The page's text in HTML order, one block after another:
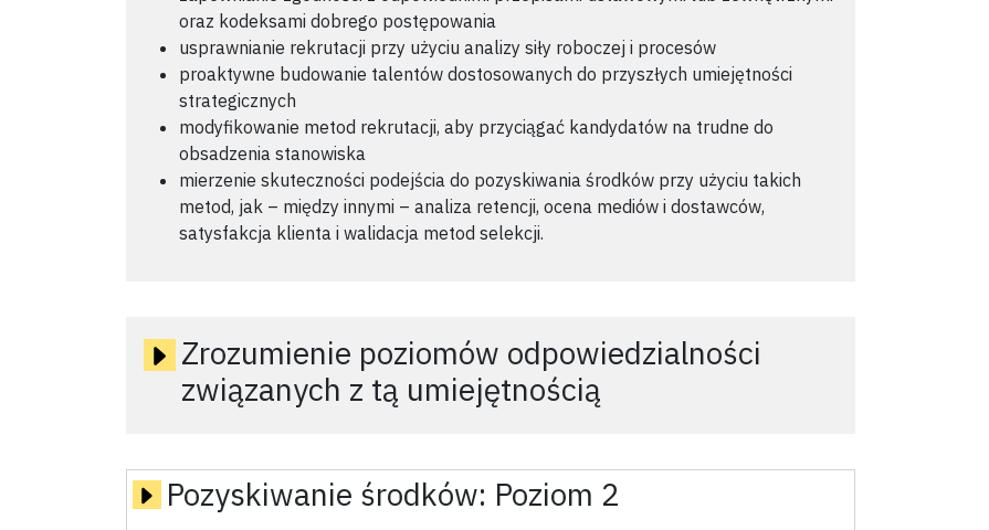
oraz kodeksami dobrego postępowania
usprawnianie rekrutacji przy użyciu analizy siły roboczej i procesów
proaktywne budowanie talentów dostosowanych do przyszłych umiejętności
strategicznych
modyfikowanie metod rekrutacji, aby przyciągać kandydatów na trudne do
obsadzenia stanowiska
mierzenie skuteczności podejścia do pozyskiwania środków przy użyciu takich
metod, jak – między innymi – analiza retencji, ocena mediów i dostawców,
satysfakcja klienta i walidacja metod selekcji.
Zrozumienie poziomów odpowiedzialności
związanych z tą umiejętnością
Pozyskiwanie środków: Poziom 2